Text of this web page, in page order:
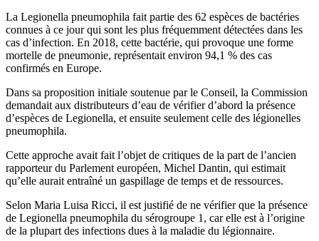
La Legionella pneumophila fait partie des 62 espèces de bactéries
connues à ce jour qui sont les plus fréquemment détectées dans les
cas d’infection. En 2018, cette bactérie, qui provoque une forme
mortelle de pneumonie, représentait environ 94,1 % des cas
confirmés en Europe.
Dans sa proposition initiale soutenue par le Conseil, la Commission
demandait aux distributeurs d’eau de vérifier d’abord la présence
d’espèces de Legionella, et ensuite seulement celle des légionelles
pneumophila.
Cette approche avait fait l’objet de critiques de la part de l’ancien
rapporteur du Parlement européen, Michel Dantin, qui estimait
qu’elle aurait entraîné un gaspillage de temps et de ressources.
Selon Maria Luisa Ricci, il est justifié de ne vérifier que la présence
de Legionella pneumophila du sérogroupe 1, car elle est à l’origine
de la plupart des infections dues à la maladie du légionnaire.